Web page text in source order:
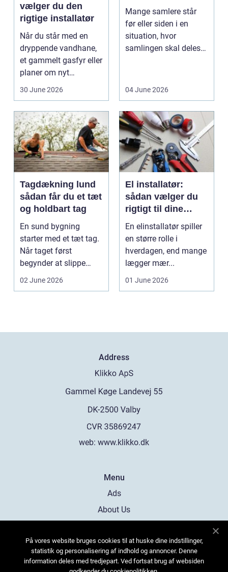
vælger du den
rigtige installatør
Når du står med en
dryppende vandhane,
et gammelt gasfyr eller
planer om nyt
badeværelse, bliver
30 June 2026
Mange samlere står
før eller siden i en
situation, hvor
samlingen skal deles
04 June 2026
Tagdækning lund
sådan får du et tæt
og holdbart tag
En sund bygning
starter med et tæt tag.
Når taget først
begynder at slippe
vand ind, kan skaderne
02 June 2026
El installatør:
sådan vælger du
rigtigt til dine
elinstallationer
En elinstallatør spiller
en større rolle i
hverdagen, end mange
lægger mær...
01 June 2026
Address
web: www.klikko.dk
Menu
Ads
About Us
Contact
Sitemap
På vores website bruges cookies til at huske dine indstillinger,
statistik og personalisering af indhold og annoncer. Denne
information deles med tredjepart. Ved fortsat brug af websiden